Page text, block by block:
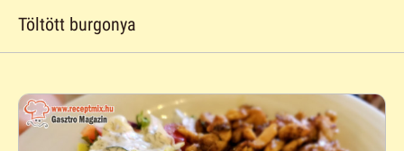
Töltött burgonya